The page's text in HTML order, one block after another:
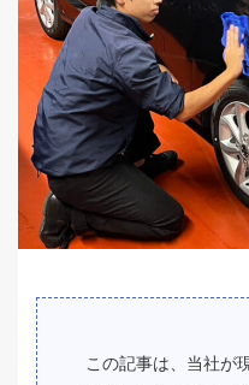
この記事は、当社が